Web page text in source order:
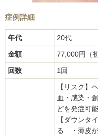
症例詳細
年代 20代
金額 77,000円（
回数 1回
【リスク】
血・感染・
どを発症可
【ダウンタ
る ・薄皮